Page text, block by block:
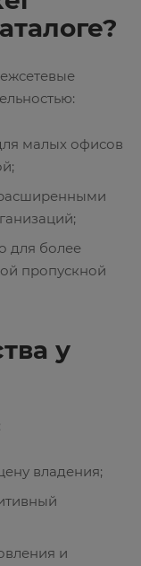
малых офисов
для более
пропускной
у
владения;
и